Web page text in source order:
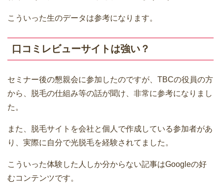
こういった生のデータは参考になります。
口コミレビューサイトは強い？
セミナー後の懇親会に参加したのですが、TBCの役員の方
から、脱毛の仕組み等の話が聞け、非常に参考になりまし
た。
また、脱毛サイトを会社と個人で作成している参加者があ
り、実際に自分で光脱毛を経験されてました。
こういった体験した人しか分からない記事はGoogleの好
むコンテンツです。